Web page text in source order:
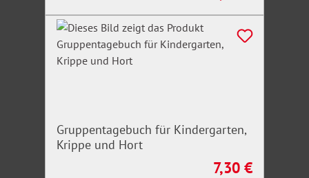
Gruppentagebuch für Kindergarten,
Krippe und Hort
Regulärer Preis:
7,30 €